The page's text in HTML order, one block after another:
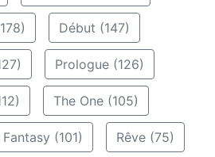
Début (147)
Prologue (126)
The One (105)
Fantasy (101) Rêve (75)